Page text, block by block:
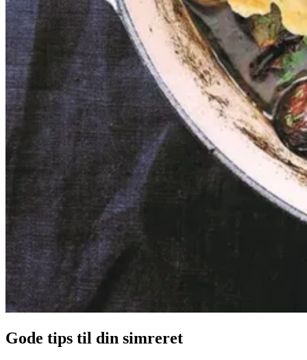
Gode tips til din simreret